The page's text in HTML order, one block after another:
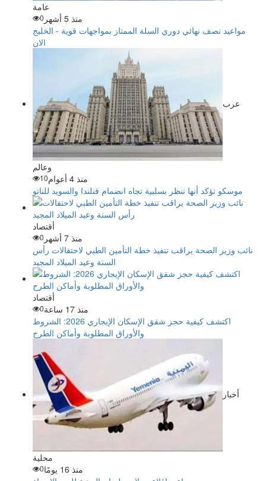
عامة
منذ 5 أشهر
0
مواعيد نصف نهائي دوري السلة الممتاز بمواجهات قوية - الخليج
الان
عرب
وعالم
منذ 4 أعوام
10
موسكو تؤكد أنها تنظر بسلبية تجاه انضمام فنلندا والسويد للناتو
أقتصاد
منذ 7 أشهر
0
نائب وزير الصحة يراقب تنفيذ خطة التأمين الطبي لاحتفالات رأس
السنة وعيد الميلاد المجيد
أقتصاد
منذ 17 ساعة
0
اكتشف كيفية حجز شقق الإسكان الإيجاري 2026: الشروط
والأوراق المطلوبة وأماكن الطرح
أخبار
محلية
منذ 16 يومًا
0